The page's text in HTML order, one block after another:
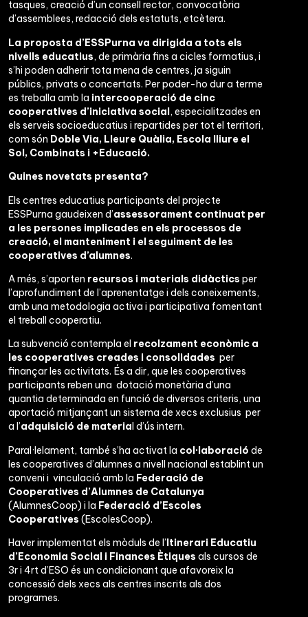
tasques, creació d’un consell rector, convocatòria
d’assemblees, redacció dels estatuts, etcètera.
La proposta d’ESSPurna va dirigida a tots els
nivells educatius, de primària fins a cicles formatius, i
s’hi poden adherir tota mena de centres, ja siguin
públics, privats o concertats. Per poder-ho dur a terme
es treballa amb la intercooperació de cinc
cooperatives d’iniciativa social, especialitzades en
els serveis socioeducatius i repartides per tot el territori,
com són Doble Via, Lleure Quàlia, Escola lliure el
Sol, Combinats i +Educació.
Quines novetats presenta?
Els centres educatius participants del projecte
ESSPurna gaudeixen d’assessorament continuat per
a les persones implicades en els processos de
creació, el manteniment i el seguiment de les
cooperatives d’alumnes.
A més, s’aporten recursos i materials didàctics per
l’aprofundiment de l’aprenentatge i dels coneixements,
amb una metodologia activa i participativa fomentant
el treball cooperatiu.
La subvenció contempla el recolzament econòmic a
les cooperatives creades i consolidades per
finançar les activitats. És a dir, que les cooperatives
participants reben una dotació monetària d’una
quantia determinada en funció de diversos criteris, una
aportació mitjançant un sistema de xecs exclusius per
a l’adquisició de materia l d’ús intern.
Paral·lelament, també s’ha activat la col·laboració de
les cooperatives d’alumnes a nivell nacional establint un
conveni i vinculació amb la Federació de
Cooperatives d’Alumnes de Catalunya
(AlumnesCoop) i la Federació d’Escoles
Cooperatives(EscolesCoop).
Haver implementat els mòduls de l’Itinerari Educatiu
d’Economia Social i Finances Ètiquesals cursos de
3r i 4rt d’ESO és un condicionant que afavoreix la
concessió dels xecs als centres inscrits als dos
programes.